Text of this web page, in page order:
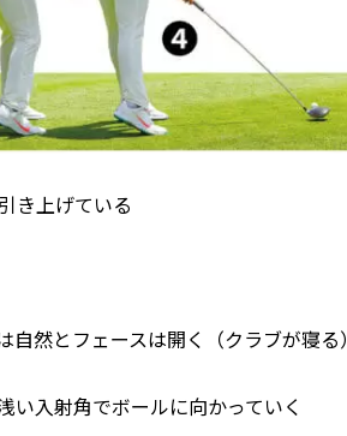
き上げている
然とフェースは開く（クラブが寝る）
入射角でボールに向かっていく